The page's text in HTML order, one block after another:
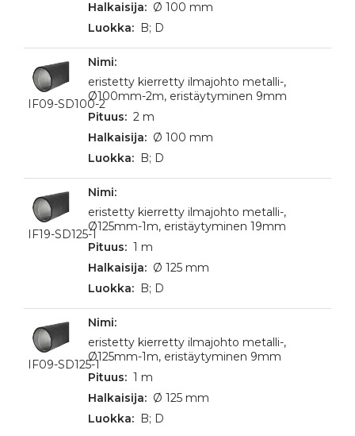
Ø 100 mm
B; D
IF09-SD100-2
eristetty kierretty ilmajohto metalli-,
Ø100mm-2m, eristäytyminen 9mm
2 m
Ø 100 mm
B; D
IF19-SD125-1
eristetty kierretty ilmajohto metalli-,
Ø125mm-1m, eristäytyminen 19mm
1 m
Ø 125 mm
B; D
IF09-SD125-1
eristetty kierretty ilmajohto metalli-,
Ø125mm-1m, eristäytyminen 9mm
1 m
Ø 125 mm
B; D